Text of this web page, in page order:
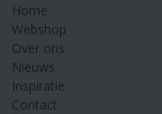
Home
Webshop
Over ons
Nieuws
Inspiratie
Contact